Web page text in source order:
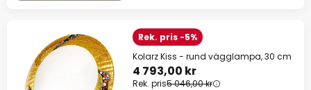
Rek. pris -5%
Kolarz Kiss - rund vägglampa, 30 cm
4 793,00 kr
Rek. pris5 046,00 kr